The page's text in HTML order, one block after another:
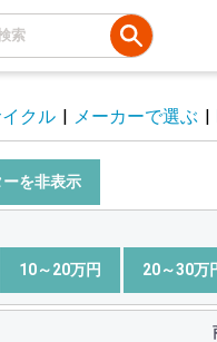
クル | メーカーで選ぶ |
を非表示
10～20万円 20～30万